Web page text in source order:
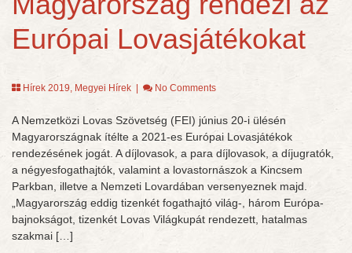
Európai Lovasjátékokat
Hírek 2019, Megyei Hírek No Comments
A Nemzetközi Lovas Szövetség (FEI) június 20-i ülésén
Magyarországnak ítélte a 2021-es Európai Lovasjátékok
rendezésének jogát. A díjlovasok, a para díjlovasok, a díjugratók,
a négyesfogathajtók, valamint a lovastornászok a Kincsem
Parkban, illetve a Nemzeti Lovardában versenyeznek majd.
„Magyarország eddig tizenkét fogathajtó világ-, három Európa-
bajnokságot, tizenkét Lovas Világkupát rendezett, hatalmas
szakmai […]